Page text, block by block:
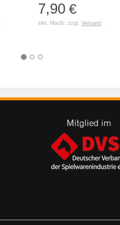
7,90 €
inkl. MwSt. zzgl. Versand